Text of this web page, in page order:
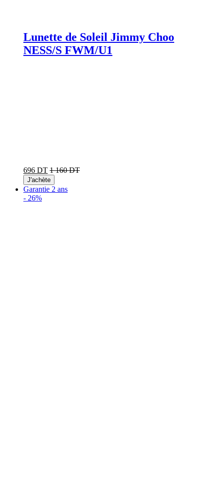
Lunette de Soleil Jimmy Choo
NESS/S FWM/U1
696 DT 1 160 DT
J'achète
Garantie 2 ans
- 26%